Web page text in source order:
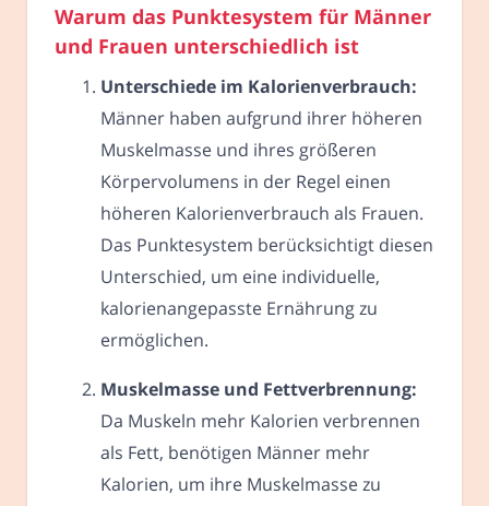
Warum das Punktesystem für Männer
und Frauen unterschiedlich ist
Unterschiede im Kalorienverbrauch:
Männer haben aufgrund ihrer höheren
Muskelmasse und ihres größeren
Körpervolumens in der Regel einen
höheren Kalorienverbrauch als Frauen.
Das Punktesystem berücksichtigt diesen
Unterschied, um eine individuelle,
kalorienangepasste Ernährung zu
ermöglichen.
Muskelmasse und Fettverbrennung:
Da Muskeln mehr Kalorien verbrennen
als Fett, benötigen Männer mehr
Kalorien, um ihre Muskelmasse zu